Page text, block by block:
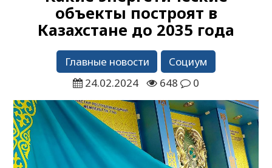
объекты построят в
Казахстане до 2035 года
Главные новости
Социум
24.02.2024
648 0